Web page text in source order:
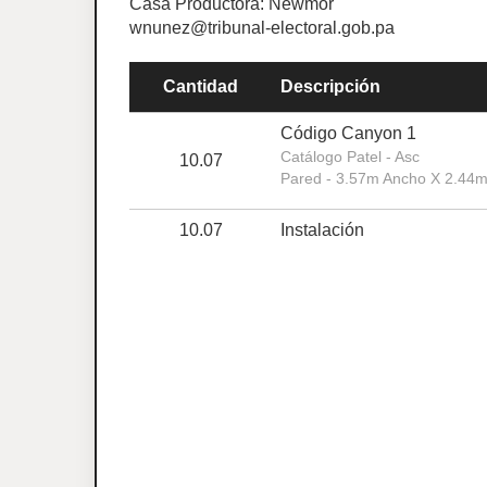
Casa Productora: Newmor
wnunez@tribunal-electoral.gob.pa
Cantidad Descripción
10.07
Código Canyon 1
Catálogo Patel - Asc
Pared - 3.57m Ancho X
10.07 Instalación